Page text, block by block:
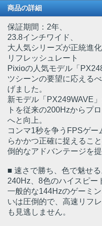
商品の詳細
保証期間：2年、
23.8インチワイド、
大人気シリーズが正統進
リフレッシュレート
Pixioの人気モデル「
ツシーンの要望に応える
げました。
新モデル「PX249WAVE
トを従来の200Hzからプ
へと向上。
コンマ1秒を争うFPSゲ
らかかつ正確に捉えるこ
倒的なアドバンテージを提
■ 速さで勝ち、色で魅せる
240Hz、8色のハイスピー
一般的な144Hzのゲーミ
いは圧倒的で、高速リフ
も見逃しません。